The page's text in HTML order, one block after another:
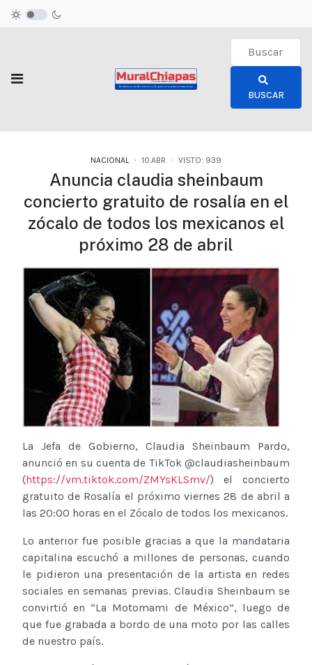
Type 2 or
BUSCAR
NACIONAL 10.ABR VISTO: 939
Anuncia claudia sheinbaum
concierto gratuito de rosalía en el
zócalo de todos los mexicanos el
próximo 28 de abril
La Jefa de Gobierno, Claudia Sheinbaum Pardo,
anunció en su cuenta de TikTok @claudiasheinbaum
(https://vm.tiktok.com/ZMYsKLSmv/) el concierto
gratuito de Rosalía el próximo viernes 28 de abril a
las 20:00 horas en el Zócalo de todos los mexicanos.
Lo anterior fue posible gracias a que la mandataria
capitalina escuchó a millones de personas, cuando
le pidieron una presentación de la artista en redes
sociales en semanas previas. Claudia Sheinbaum se
convirtió en “La Motomami de México”, luego de
que fue grabada a bordo de una moto por las calles
de nuestro país.